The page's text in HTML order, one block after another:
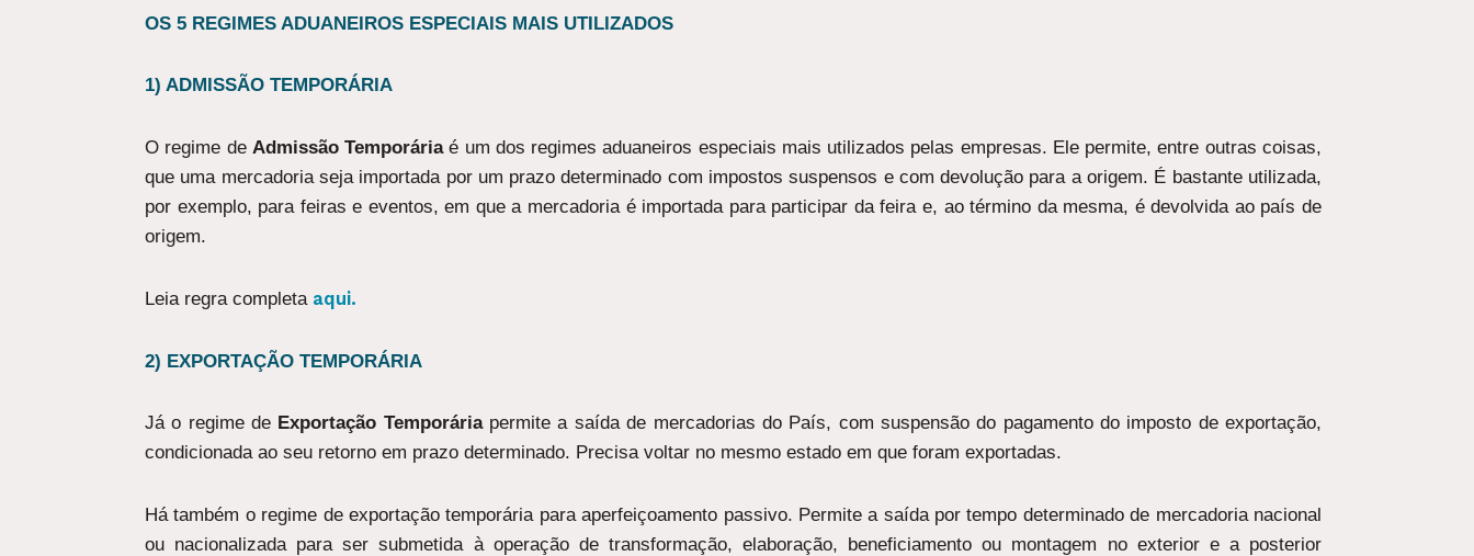
OS 5 REGIMES ADUANEIROS ESPECIAIS MAIS UTILIZADOS
1) ADMISSÃO TEMPORÁRIA
O regime de Admissão Temporáriaé um dos regimes aduaneiros especiais mais utilizados pelas empresas. Ele permite, entre outras coisas,
que uma mercadoria seja importada por um prazo determinado com impostos suspensos e com devolução para a origem. É bastante utilizada,
por exemplo, para feiras e eventos, em que a mercadoria é importada para participar da feira e, ao término da mesma, é devolvida ao país de
origem.
Leia regra completa aqui.
2) EXPORTAÇÃO TEMPORÁRIA
Já o regime de Exportação Temporáriapermite a saída de mercadorias do País, com suspensão do pagamento do imposto de exportação,
condicionada ao seu retorno em prazo determinado. Precisa voltar no mesmo estado em que foram exportadas.
Há também o regime de exportação temporária para aperfeiçoamento passivo. Permite a saída por tempo determinado de mercadoria nacional
ou nacionalizada para ser submetida à operação de transformação, elaboração, beneficiamento ou montagem no exterior e a posterior